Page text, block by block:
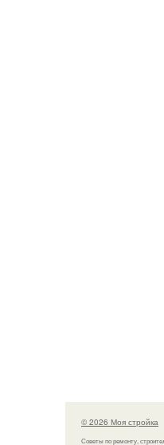
© 2026 Моя стройка
Советы по ремонту,